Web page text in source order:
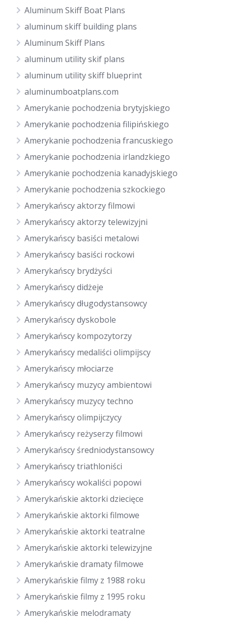
Aluminum Skiff Boat Plans
aluminum skiff building plans
Aluminum Skiff Plans
aluminum utility skif plans
aluminum utility skiff blueprint
aluminumboatplans.com
Amerykanie pochodzenia brytyjskiego
Amerykanie pochodzenia filipińskiego
Amerykanie pochodzenia francuskiego
Amerykanie pochodzenia irlandzkiego
Amerykanie pochodzenia kanadyjskiego
Amerykanie pochodzenia szkockiego
Amerykańscy aktorzy filmowi
Amerykańscy aktorzy telewizyjni
Amerykańscy basiści metalowi
Amerykańscy basiści rockowi
Amerykańscy brydżyści
Amerykańscy didżeje
Amerykańscy długodystansowcy
Amerykańscy dyskobole
Amerykańscy kompozytorzy
Amerykańscy medaliści olimpijscy
Amerykańscy młociarze
Amerykańscy muzycy ambientowi
Amerykańscy muzycy techno
Amerykańscy olimpijczycy
Amerykańscy reżyserzy filmowi
Amerykańscy średniodystansowcy
Amerykańscy triathloniści
Amerykańscy wokaliści popowi
Amerykańskie aktorki dziecięce
Amerykańskie aktorki filmowe
Amerykańskie aktorki teatralne
Amerykańskie aktorki telewizyjne
Amerykańskie dramaty filmowe
Amerykańskie filmy z 1988 roku
Amerykańskie filmy z 1995 roku
Amerykańskie melodramaty